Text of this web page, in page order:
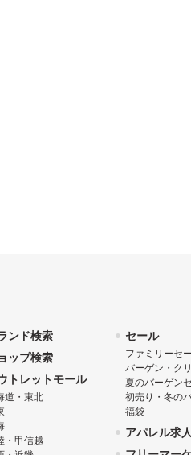
ンド検索
ップ検索
トレットモール
道・東北
・甲信越
セール
ファミリーセ
バーゲン・ク
夏のバーゲン
初売り・冬の
福袋
アパレル求